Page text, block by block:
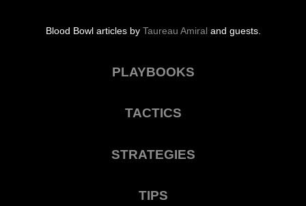
Blood Bowl articles by Taureau Amiral and guests.
PLAYBOOKS
TACTICS
STRATEGIES
TIPS